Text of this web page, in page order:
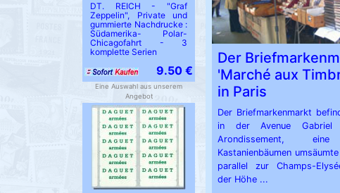
DT. REICH - "Graf
Zeppelin", Private und
gummierte Nachdrucke :
Südamerika- Polar-
Chicagofahrt - 3
komplette Serien
9.50 €
Eine Auswahl aus unserem
Angebot
Der
'Marché aux
in Paris
Der Briefmarkenmarkt
in der Avenue
Arondissement,
Kastanienbäumen
parallel zur Champs-
der Höhe ...